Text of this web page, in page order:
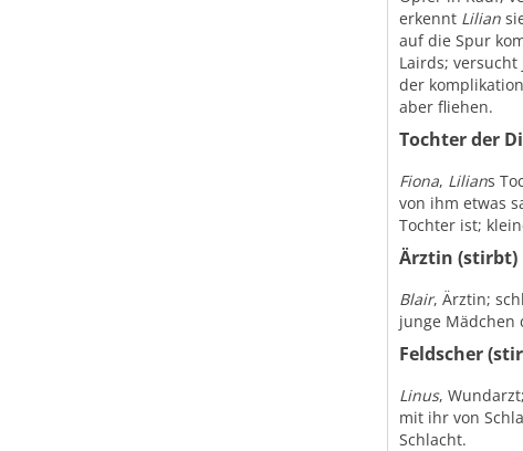
erkennt Lilian
auf die Spur
Lairds;
der
aber fliehen.
Tochter der
Fiona, Lilians
von ihm etwas
Tochter ist;
Ärztin (stirbt)
Blair, Ärztin;
junge Mädchen
Feldscher
Linus,
mit ihr von
Schlacht.